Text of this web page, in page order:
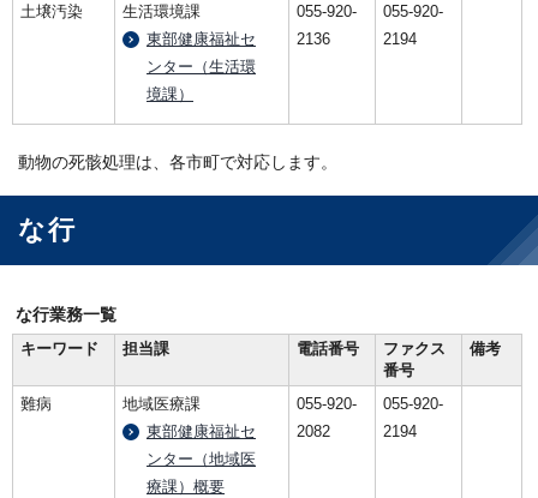
土壌汚染
生活環境課
東部健康福祉セ
ンター（生活環
境課）
055-920-
2136
055-920-
2194
動物の死骸処理は、各市町で対応します。
な行
な行業務一覧
キーワード
担当課 電話番号
ファクス
番号
備考
難病
地域医療課
東部健康福祉セ
ンター（地域医
療課）概要
055-920-
2082
055-920-
2194